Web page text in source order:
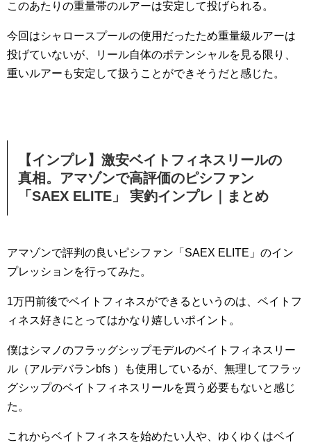
このあたりの重量帯のルアーは安定して投げられる。
今回はシャロースプールの使用だったため重量級ルアーは
投げていないが、リール自体のポテンシャルを見る限り、
重いルアーも安定して扱うことができそうだと感じた。
【インプレ】激安ベイトフィネスリールの
真相。アマゾンで高評価のピシファン
「SAEX ELITE」 実釣インプレ｜まとめ
アマゾンで評判の良いピシファン「SAEX ELITE」のイン
プレッションを行ってみた。
1万円前後でベイトフィネスができるというのは、ベイトフ
ィネス好きにとってはかなり嬉しいポイント。
僕はシマノのフラッグシップモデルのベイトフィネスリー
ル（アルデバランbfs ）も使用しているが、無理してフラッ
グシップのベイトフィネスリールを買う必要もないと感じ
た。
これからベイトフィネスを始めたい人や、ゆくゆくはベイ